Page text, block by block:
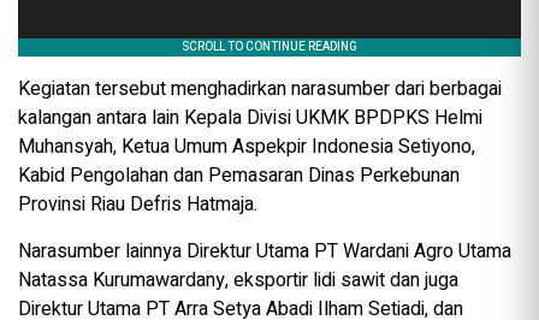
Kegiatan tersebut menghadirkan narasumber dari berbagai
kalangan antara lain Kepala Divisi UKMK BPDPKS Helmi
Muhansyah, Ketua Umum Aspekpir Indonesia Setiyono,
Kabid Pengolahan dan Pemasaran Dinas Perkebunan
Provinsi Riau Defris Hatmaja.
Narasumber lainnya Direktur Utama PT Wardani Agro Utama
Natassa Kurumawardany, eksportir lidi sawit dan juga
Direktur Utama PT Arra Setya Abadi Ilham Setiadi, dan